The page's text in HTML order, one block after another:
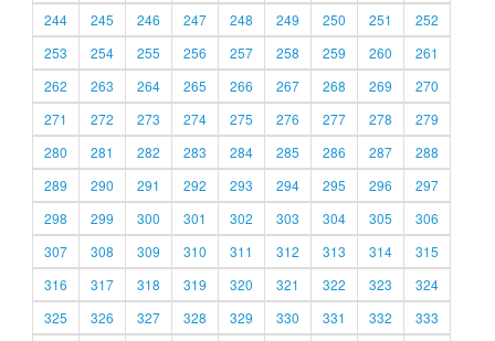
244
245 246 247 248 249 250 251
252
253
254 255 256 257 258 259 260
261
262
263 264 265 266 267 268 269
270
271
272 273 274 275 276 277 278
279
280
281 282 283 284 285 286 287
288
289
290 291 292 293 294 295 296
297
298
299 300 301 302 303 304 305
306
307
308 309 310 311 312 313 314
315
316
317 318 319 320 321 322 323
324
325
326 327 328 329 330 331 332 333